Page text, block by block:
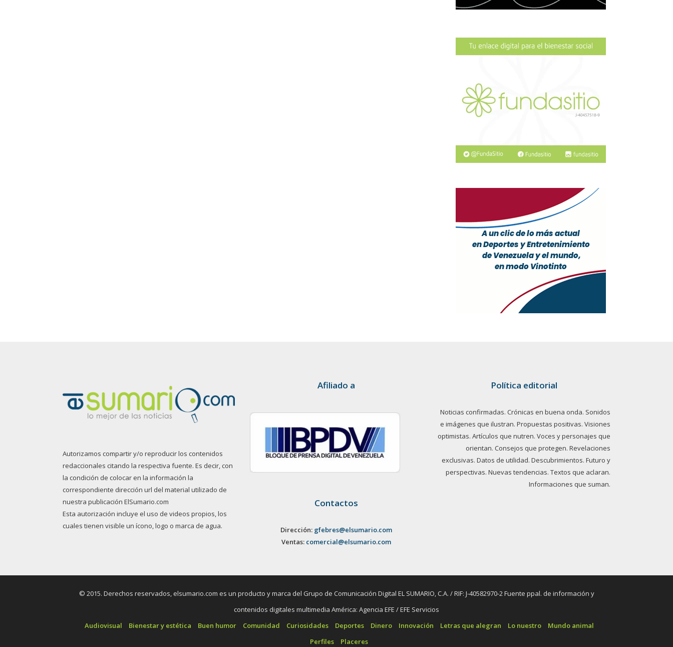
Autorizamos compartir y/o reproducir los contenidos
redaccionales citando la respectiva fuente. Es decir, con
la condición de colocar en la información la
correspondiente dirección url del material utilizado de
nuestra publicación ElSumario.com
Esta autorización incluye el uso de videos propios, los
cuales tienen visible un ícono, logo o marca de agua.
Afiliado a
Contactos
Dirección: gfebres@elsumario.com
Ventas: comercial@elsumario.com
Política editorial
Noticias confirmadas. Crónicas en buena onda. Sonidos
e imágenes que ilustran. Propuestas positivas. Visiones
optimistas. Artículos que nutren. Voces y personajes que
orientan. Consejos que protegen. Revelaciones
exclusivas. Datos de utilidad. Descubrimientos. Futuro y
perspectivas. Nuevas tendencias. Textos que aclaran.
Informaciones que suman.
© 2015. Derechos reservados, elsumario.com es un producto y marca del Grupo de Comunicación Digital EL SUMARIO, C.A. / RIF: J-40582970-2 Fuente ppal. de información y
contenidos digitales multimedia América: Agencia EFE / EFE Servicios
Audiovisual
Bienestar y estética Buen humor Comunidad Curiosidades Deportes Dinero Innovación Letras que alegran Lo nuestro
Mundo animal
Perfiles
Placeres